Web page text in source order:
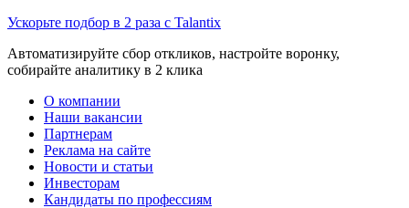
Ускорьте подбор в 2 раза с Talantix
Автоматизируйте сбор откликов, настройте воронку,
собирайте аналитику в 2 клика
О компании
Наши вакансии
Партнерам
Реклама на сайте
Новости и статьи
Инвесторам
Кандидаты по профессиям